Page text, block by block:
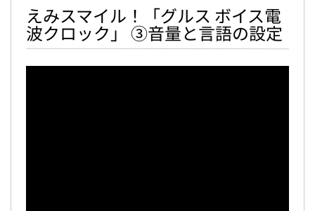
えみスマイル！「グルス ボイス電
波クロック」 ③音量と言語の設定